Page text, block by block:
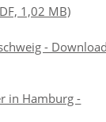
1,02 MB)
-
in Hamburg -